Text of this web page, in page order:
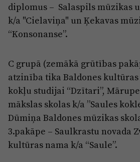
diplomus – Salaspils mūzikas
k/a "Cielaviņa" un Ķekavas
“Konsonanse”.
C grupā (zemākā grūtības
atzinība tika Baldones
kokļu studijai “Dzītari”,
mākslas skolas k/a ”Saules
Dūmiņa Baldones mūzikas
3.pakāpe – Saulkrastu novada
kultūras nama k/a “Saule”.